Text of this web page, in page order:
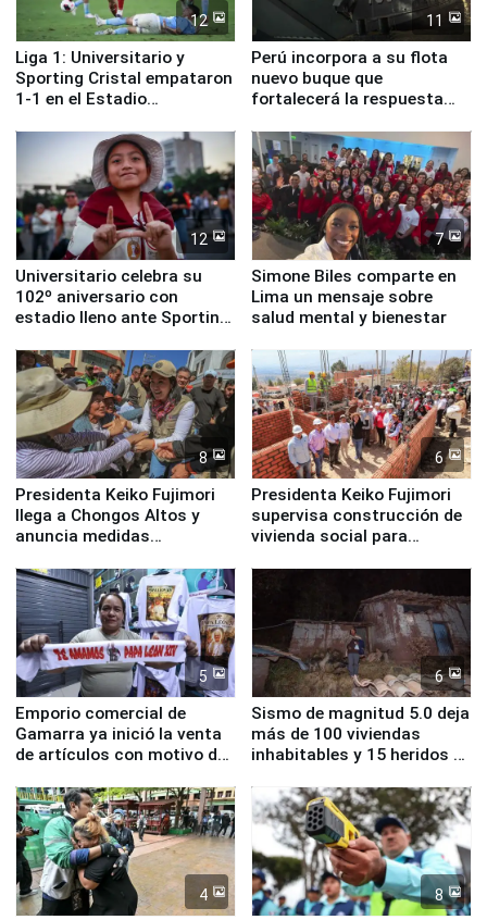
12
Liga 1: Universitario y
Sporting Cristal empataron
1-1 en el Estadio
11
Perú incorpora a su flota
nuevo buque que
fortalecerá la respuesta
12
Universitario celebra su
102º aniversario con
estadio lleno ante Sporting
7
Simone Biles comparte en
Lima un mensaje sobre
salud mental y bienestar
8
Presidenta Keiko Fujimori
llega a Chongos Altos y
anuncia medidas
educación, salud y empleo
6
Presidenta Keiko Fujimori
supervisa construcción de
vivienda social para
5
Emporio comercial de
Gamarra ya inició la venta
de artículos con motivo de
6
Sismo de magnitud 5.0 deja
más de 100 viviendas
inhabitables y 15 heridos en
4 8